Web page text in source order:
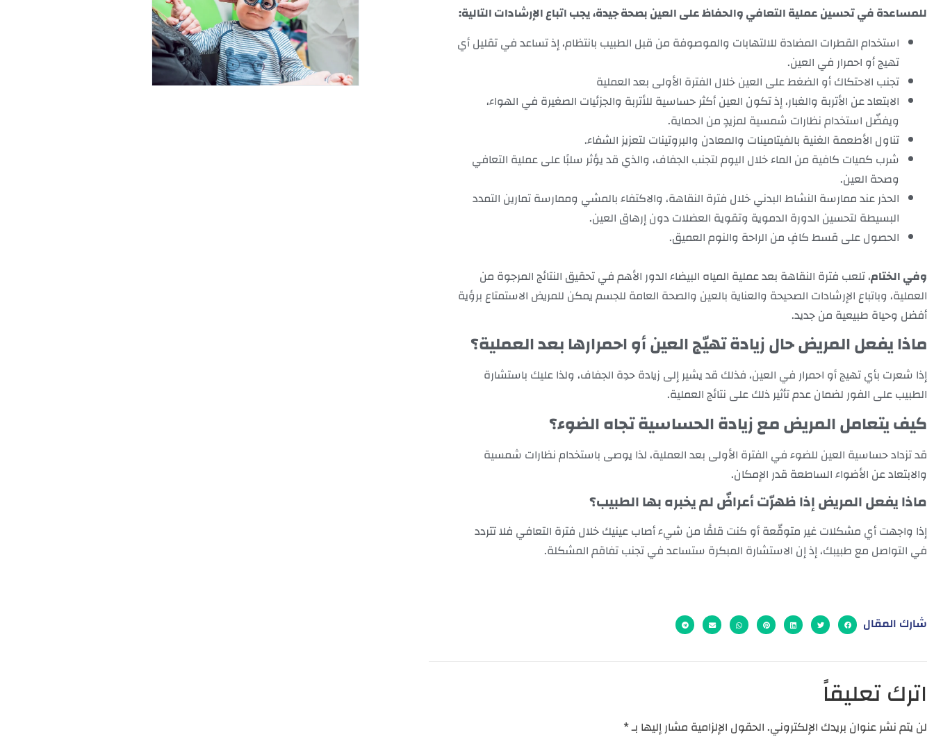
للمساعدة في تحسين عملية التعافي والحفاظ على العين بصحة جيدة، يجب اتباع الإرشادات التالية:
استخدام القطرات المضادة للالتهابات والموصوفة من قبل الطبيب بانتظام، إذ تساعد في تقليل أي
تهيج أو احمرار في العين.
تجنب الاحتكاك أو الضغط على العين خلال الفترة الأولى بعد العملية
الابتعاد عن الأتربة والغبار، إذ تكون العين أكثر حساسية للأتربة والجزئيات الصغيرة في الهواء،
ويفضّل استخدام نظارات شمسية لمزيدٍ من الحماية.
تناول الأطعمة الغنية بالفيتامينات والمعادن والبروتينات لتعزيز الشفاء.
شرب كميات كافية من الماء خلال اليوم لتجنب الجفاف، والذي قد يؤثر سلبًا على عملية التعافي
وصحة العين.
الحذر عند ممارسة النشاط البدني خلال فترة النقاهة، والاكتفاء بالمشي وممارسة تمارين التمدد
البسيطة لتحسين الدورة الدموية وتقوية العضلات دون إرهاق العين.
الحصول على قسط كافٍ من الراحة والنوم العميق.
وفي الختام، تلعب فترة النقاهة بعد عملية المياه البيضاء الدور الأهم في تحقيق النتائج المرجوة من
العملية، وباتباع الإرشادات الصحيحة والعناية بالعين والصحة العامة للجسم يمكن للمريض الاستمتاع برؤية
أفضل وحياة طبيعية من جديد.
ماذا يفعل المريض حال زيادة تهيّج العين أو احمرارها بعد العملية؟
إذا شعرت بأي تهيج أو احمرار في العين، فذلك قد يشير إلى زيادة حدِة الجفاف، ولذا عليك باستشارة
الطبيب على الفور لضمان عدم تأثير ذلك على نتائج العملية.
كيف يتعامل المريض مع زيادة الحساسية تجاه الضوء؟
قد تزداد حساسية العين للضوء في الفترة الأولى بعد العملية، لذا يوصى باستخدام نظارات شمسية
والابتعاد عن الأضواء الساطعة قدر الإمكان.
ماذا يفعل المريض إذا ظهرّت أعراضٌ لم يخبره بها الطبيب؟
إذا واجهت أي مشكلات غير متوقّعة أو كنت قلقًا من شيء أصاب عينيك خلال فترة التعافي فلا تتردد
في التواصل مع طبيبك، إذ إن الاستشارة المبكرة ستساعد في تجنب تفاقم المشكلة.
شارك المقال
اترك تعليقاً
لن يتم نشر عنوان بريدك الإلكتروني.الحقول الإلزامية مشار إليها بـ*